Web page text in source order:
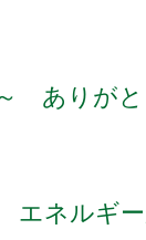
ありがと
ネルギー